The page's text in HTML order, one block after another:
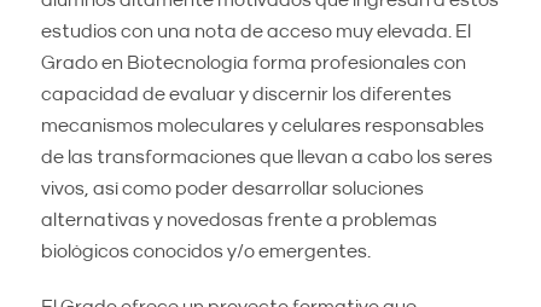
estudios con una nota de acceso muy elevada. El
Grado en Biotecnología forma profesionales con
capacidad de evaluar y discernir los diferentes
mecanismos moleculares y celulares responsables
de las transformaciones que llevan a cabo los seres
vivos, así como poder desarrollar soluciones
alternativas y novedosas frente a problemas
biológicos conocidos y/o emergentes.